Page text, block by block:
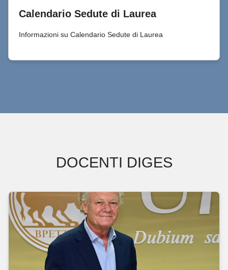
Calendario Sedute di Laurea
Informazioni su Calendario Sedute di Laurea
DOCENTI DIGES